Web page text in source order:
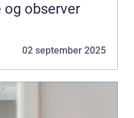
og observer
02 september 2025